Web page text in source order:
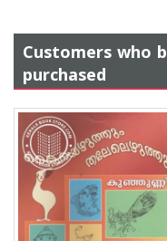
Customers who
purchased